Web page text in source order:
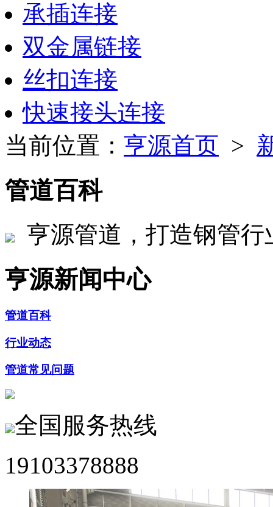
承插连接
双金属链接
丝扣连接
快速接头连接
当前位置： 亨源首页 >
管道百科
亨源管道，打造钢管
亨源新闻中心
管道百科
行业动态
管道常见问题
全国服务热线
19103378888